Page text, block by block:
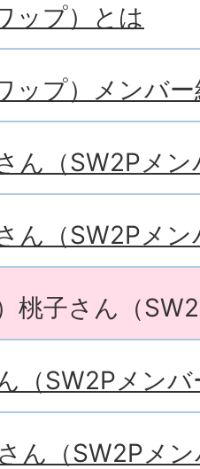
ップ）とは
ップ）メンバ
ん（SW2Pメン
ん（SW2Pメン
桃子さん（
（SW2Pメンバ
ん（SW2Pメ